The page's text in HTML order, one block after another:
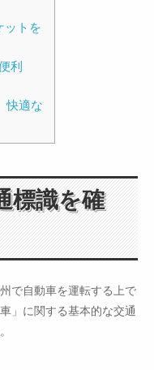
ットを
利
快適な
標識を確
で自動車を運転する上で
」に関する基本的な交通